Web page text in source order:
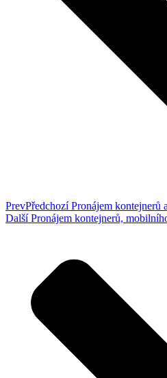
PrevPředchozíPronájem kontejnerů
DalšíPronájem kontejnerů,